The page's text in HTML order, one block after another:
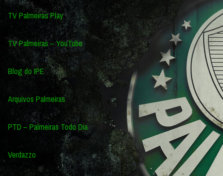
TV Palmeiras Play
TV Palmeiras – YouTube
Blog do IPE
Arquivos Palmeiras
PTD – Palmeiras Todo Dia
Verdazzo